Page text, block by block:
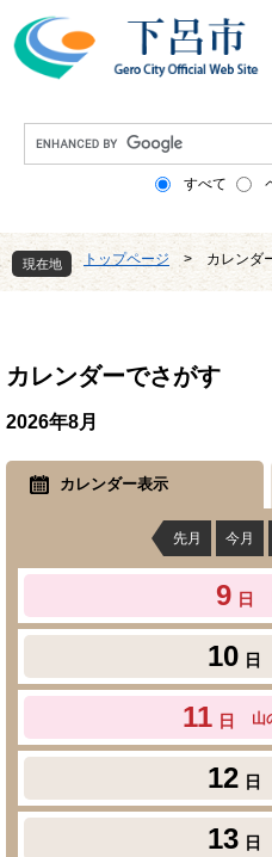
ー
ニ
本
文
へ
e
カ
ス
索
すべて
現在地 トップページ > カレンダ
カレンダーでさがす
2026年8月
カレンダー表示
先月 今月
9 日
10 日
11 日 山
12 日
13 日